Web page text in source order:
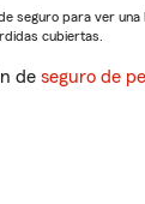
seguro para ver
cubiertas.
de seguro de